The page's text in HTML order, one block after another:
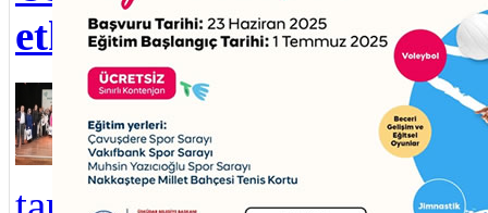
etkinlikle kutlandı
Üsküdar
Belediyesi